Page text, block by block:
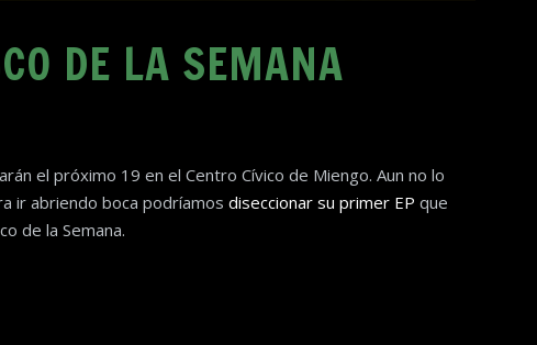
DE LA SEMANA
el próximo 19 en el Centro Cívico de Miengo. Aun no lo
ir abriendo boca podríamos diseccionar su primer EP que
de la Semana.